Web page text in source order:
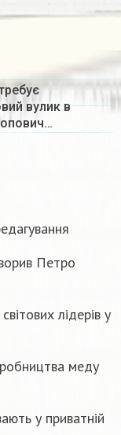
вулик в
Петро
лідерів у
меду
у приватній